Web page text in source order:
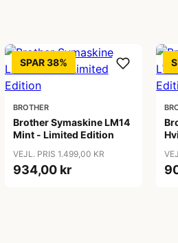
SPAR 38%
BROTHER
Brother Symaskine LM14
Mint - Limited Edition
VEJL. PRIS 1.499,00 KR
934,00 kr